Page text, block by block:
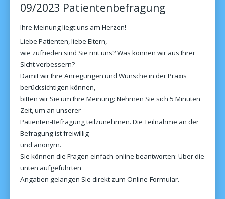
09/2023 Patientenbefragung
Ihre Meinung liegt uns am Herzen!
Liebe Patienten, liebe Eltern,
wie zufrieden sind Sie mit uns? Was können wir aus Ihrer
Sicht verbessern?
Damit wir Ihre Anregungen und Wünsche in der Praxis
berücksichtigen können,
bitten wir Sie um Ihre Meinung: Nehmen Sie sich 5 Minuten
Zeit, um an unserer
Patienten-Befragung teilzunehmen. Die Teilnahme an der
Befragung ist freiwillig
und anonym.
Sie können die Fragen einfach online beantworten: Über die
unten aufgeführten
Angaben gelangen Sie direkt zum Online-Formular.